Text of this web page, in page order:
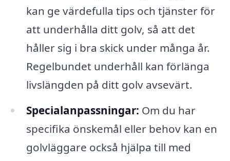
kan ge värdefulla tips och tjänster för
att underhålla ditt golv, så att det
håller sig i bra skick under många år.
Regelbundet underhåll kan förlänga
livslängden på ditt golv avsevärt.
Specialanpassningar: Om du har
specifika önskemål eller behov kan en
golvläggare också hjälpa till med